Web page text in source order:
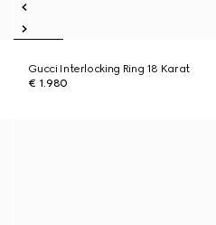
Gucci Interlocking Ring 18 Karat
€ 1.980